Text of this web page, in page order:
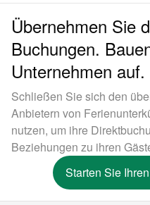
Übernehmen Sie
Buchungen.
Unternehmen auf.
Schließen Sie sich den
Anbietern von
nutzen, um ihre
Beziehungen zu ihren
Starten Sie